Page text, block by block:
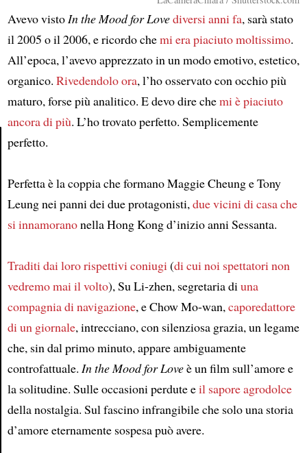
Avevo vistoIn the Mood for Lovediversi anni fa, sarà stato
il 2005 o il 2006, e ricordo chemi era piaciuto moltissimo.
All’epoca, l’avevo apprezzato in un modo emotivo, estetico,
organico. Rivedendolo ora, l’ho osservato con occhio più
maturo, forse più analitico. E devo dire chemi è piaciuto
ancora di più. L’ho trovato perfetto. Semplicemente
perfetto.
Perfetta è la coppia che formano Maggie Cheung e Tony
Leung nei panni dei due protagonisti,due vicini di casache
si innamoranonella Hong Kong d’inizio anni Sessanta.
Traditi dai loro rispettivi coniugi(di cui noi spettatori non
vedremo mai il volto), Su Li-zhen, segretaria diuna
compagnia di navigazione, e Chow Mo-wan,caporedattore
di un giornale, intrecciano, con silenziosa grazia, un legame
che, sin dal primo minuto, appare ambiguamente
controfattuale. In the Mood for Loveè un film sull’amore e
la solitudine. Sulle occasioni perdute eil sapore agrodolce
della nostalgia. Sul fascino infrangibile che solo una storia
d’amore eternamente sospesa può avere.